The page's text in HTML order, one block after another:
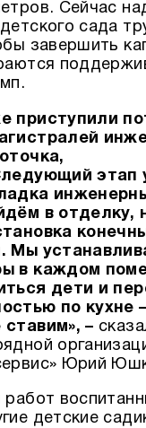
Сейчас
сада
завершить
приступили
этап
в отделку,
Мы
в каждом
дети и
по кухне
–
Юрий
детские